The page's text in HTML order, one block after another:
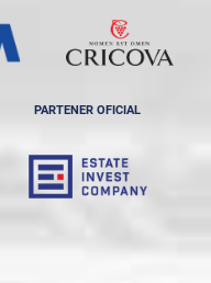
PARTENER OFICIAL